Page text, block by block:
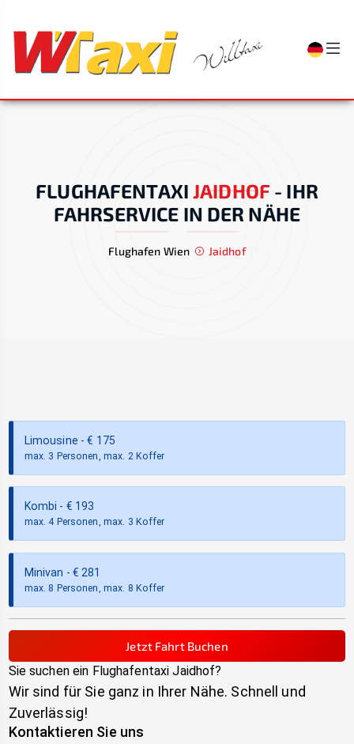
FLUGHAFENTAXI JAIDHOF - IHR
FAHRSERVICE IN DER NÄHE
Flughafen Wien Jaidhof
Limousine - € 175
max. 3 Personen, max. 2 Koffer
Kombi - € 193
max. 4 Personen, max. 3 Koffer
Minivan - € 281
max. 8 Personen, max. 8 Koffer
Jetzt Fahrt Buchen
Sie suchen ein Flughafentaxi Jaidhof?
Wir sind für Sie ganz in Ihrer Nähe. Schnell und
Zuverlässig!
Kontaktieren Sie uns